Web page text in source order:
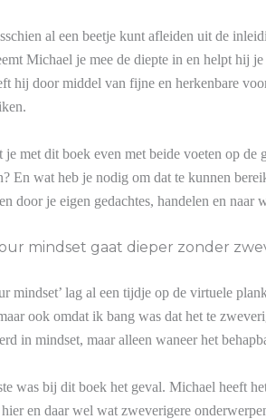
al een beetje kunt afleiden uit de
Michael je mee de diepte in en helpt hij
hij door middel van fijne en herkenbare
je met dit boek even met beide voeten op
En wat heb je nodig om dat te kunnen
door je eigen gedachtes, handelen en
mindset gaat dieper zonder
mindset’ lag al een tijdje op de virtuele
ook omdat ik bang was dat het te
in mindset, maar alleen waneer het
was bij dit boek het geval. Michael heeft
hier en daar wel wat zweverigere